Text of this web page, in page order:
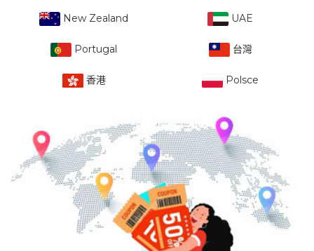
New Zealand UAE
Portugal 台灣
香港 Polsce